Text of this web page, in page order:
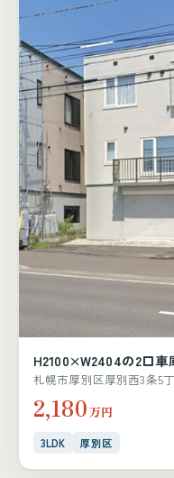
H2100×W2404の2口車
札幌市厚別区厚別西3条5
2,180万円
3LDK 厚別区